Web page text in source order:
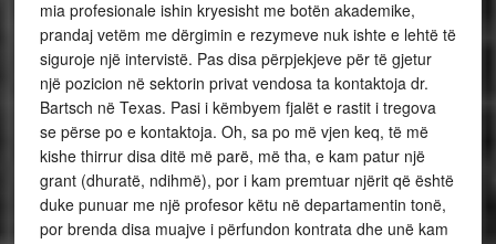
mia profesionale ishin kryesisht me botën akademike,
prandaj vetëm me dërgimin e rezymeve nuk ishte e lehtë të
siguroje një intervistë. Pas disa përpjekjeve për të gjetur
një pozicion në sektorin privat vendosa ta kontaktoja dr.
Bartsch në Texas. Pasi i këmbyem fjalët e rastit i tregova
se përse po e kontaktoja. Oh, sa po më vjen keq, të më
kishe thirrur disa ditë më parë, më tha, e kam patur një
grant (dhuratë, ndihmë), por i kam premtuar njërit që është
duke punuar me një profesor këtu në departamentin tonë,
por brenda disa muajve i përfundon kontrata dhe unë kam